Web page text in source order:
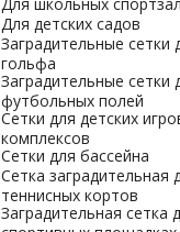
Для детских садов
Заградительные сетки
гольфа
Заградительные сетки
футбольных полей
Сетки для детских
комплексов
Сетки для бассейна
Сетка заградительная
теннисных кортов
Заградительная сетка